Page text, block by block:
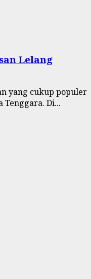
Lelang
yang cukup populer
Tenggara. Di...